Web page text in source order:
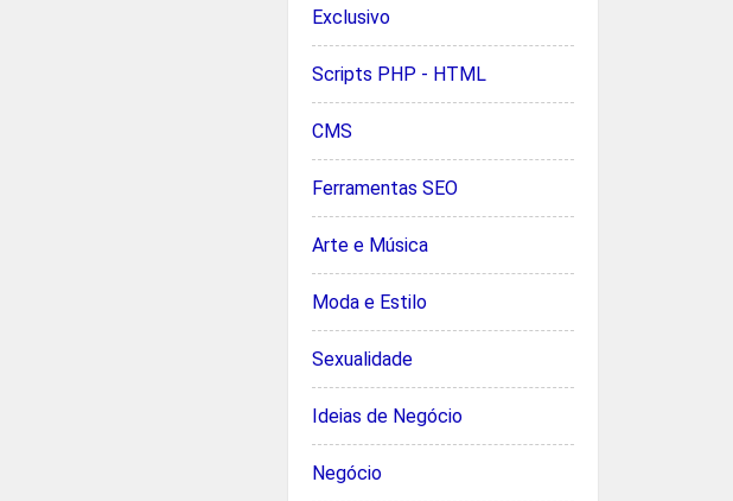
Exclusivo
Scripts PHP - HTML
CMS
Ferramentas SEO
Arte e Música
Moda e Estilo
Sexualidade
Ideias de Negócio
Negócio